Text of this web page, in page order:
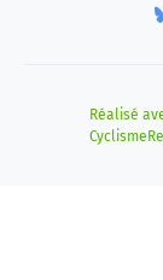
Réalisé